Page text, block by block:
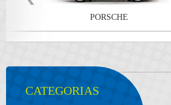
PORSCHE
CATEGORIAS